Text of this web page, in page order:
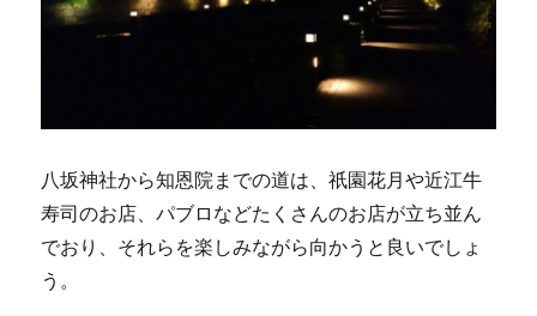
八坂神社から知恩院までの道は、祇園花月や近江牛
寿司のお店、パブロなどたくさんのお店が立ち並ん
でおり、それらを楽しみながら向かうと良いでしょ
う。